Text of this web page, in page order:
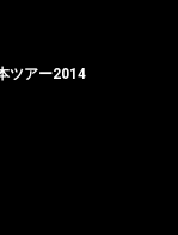
ツアー2014